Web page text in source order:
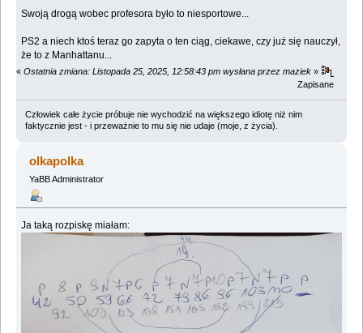
Swoją drogą wobec profesora było to niesportowe...
PS2 a niech ktoś teraz go zapyta o ten ciąg, ciekawe, czy już się nauczył,
że to z Manhattanu...
« Ostatnia zmiana: Listopada 25, 2025, 12:58:43 pm wysłana przez maziek »
Zapisane
Człowiek całe życie próbuje nie wychodzić na większego idiotę niż nim
faktycznie jest - i przeważnie to mu się nie udaje (moje, z życia).
olkapolka
YaBB Administrator
Ja taką rozpiskę miałam: